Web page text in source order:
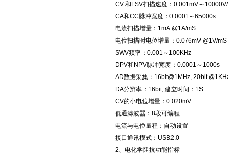
CV 和LSV扫描速度：0.001mV～
CA和CC脉冲宽度：0.0001～65000s
电流扫描增量：1mA @1A/mS
电位扫描时电位增量：0.076mV @1V/mS
SWV频率：0.001～100KHz
DPV和NPV脉冲宽度：0.0001～1000s
AD数据采集：16bit@1MHz, 20bit
DA分辨率：16bit, 建立时间：1S
CV的小电位增量：0.020mV
低通滤波器：8段可编程
电流与电位量程：自动设置
接口通讯模式：USB2.0
2、电化学阻抗功能指标